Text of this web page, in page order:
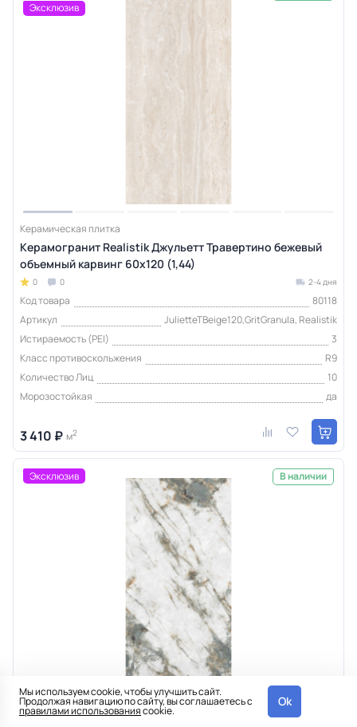
Эксклюзив
Керамическая плитка
Керамогранит Realistik Джульетт Травертино бежевый
объемный карвинг 60x120 (1,44)
0 0 2-4 дня
Код товара
80118
Артикул
JulietteTBeige120,GritGranula, Realistik
Истираемость (PEI)
3
Класс противоскольжения
R9
Количество Лиц
10
Морозостойкая
да
3 410 ₽ м2
Эксклюзив В наличии
Керамическая плитка
Мы используем cookie, чтобы улучшить сайт.
Продолжая навигацию по сайту, вы соглашаетесь с
правилами использованияcookie.
Ok